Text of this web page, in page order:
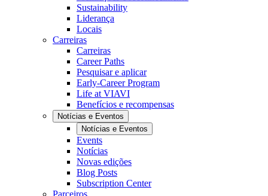
Sustainability
Liderança
Locais
Carreiras
Carreiras
Career Paths
Pesquisar e aplicar
Early-Career Program
Life at VIAVI
Benefícios e recompensas
Notícias e Eventos
Notícias e Eventos
Events
Notícias
Novas edições
Blog Posts
Subscription Center